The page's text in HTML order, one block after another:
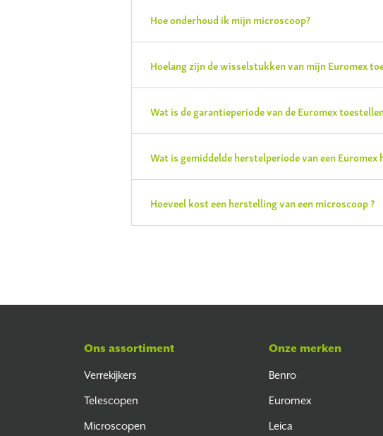
Hoe onderhoud ik mijn microscoop?
Hoelang zijn de wisselstukken van mijn Euromex
Wat is de garantieperiode van de Euromex
Wat is gemiddelde herstelperiode van een Euromex
Hoeveel kost een herstelling van een microscoop ?
Ons assortiment
Verrekijkers
Telescopen
Microscopen
Onze merken
Benro
Euromex
Leica